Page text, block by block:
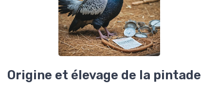
Origine et élevage de la pintade